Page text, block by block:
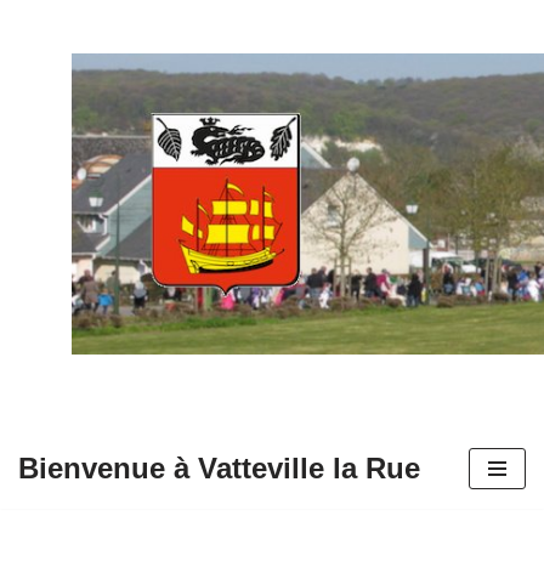
contenu
Bienvenue à Vatteville la Rue